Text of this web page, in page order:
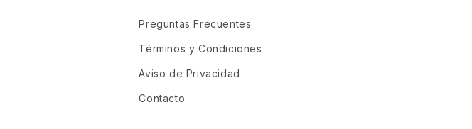
Preguntas Frecuentes
Términos y Condiciones
Aviso de Privacidad
Contacto